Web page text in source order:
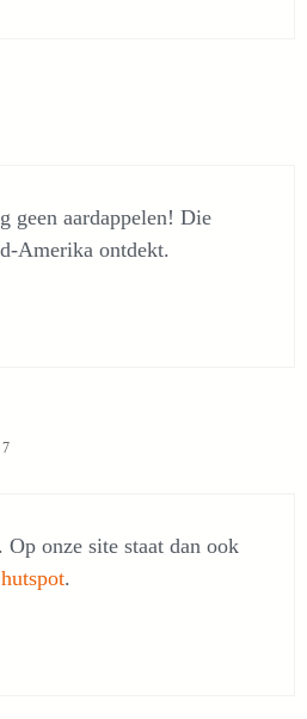
geen aardappelen! Die
Amerika ontdekt.
onze site staat dan ook
.